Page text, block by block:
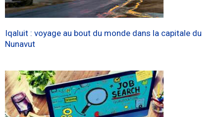
Iqaluit : voyage au bout du monde dans la capitale du
Nunavut